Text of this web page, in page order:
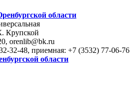
области
Крупской
orenlib@bk.ru
32-48, приемная: +7 (3532) 77-06-76
области